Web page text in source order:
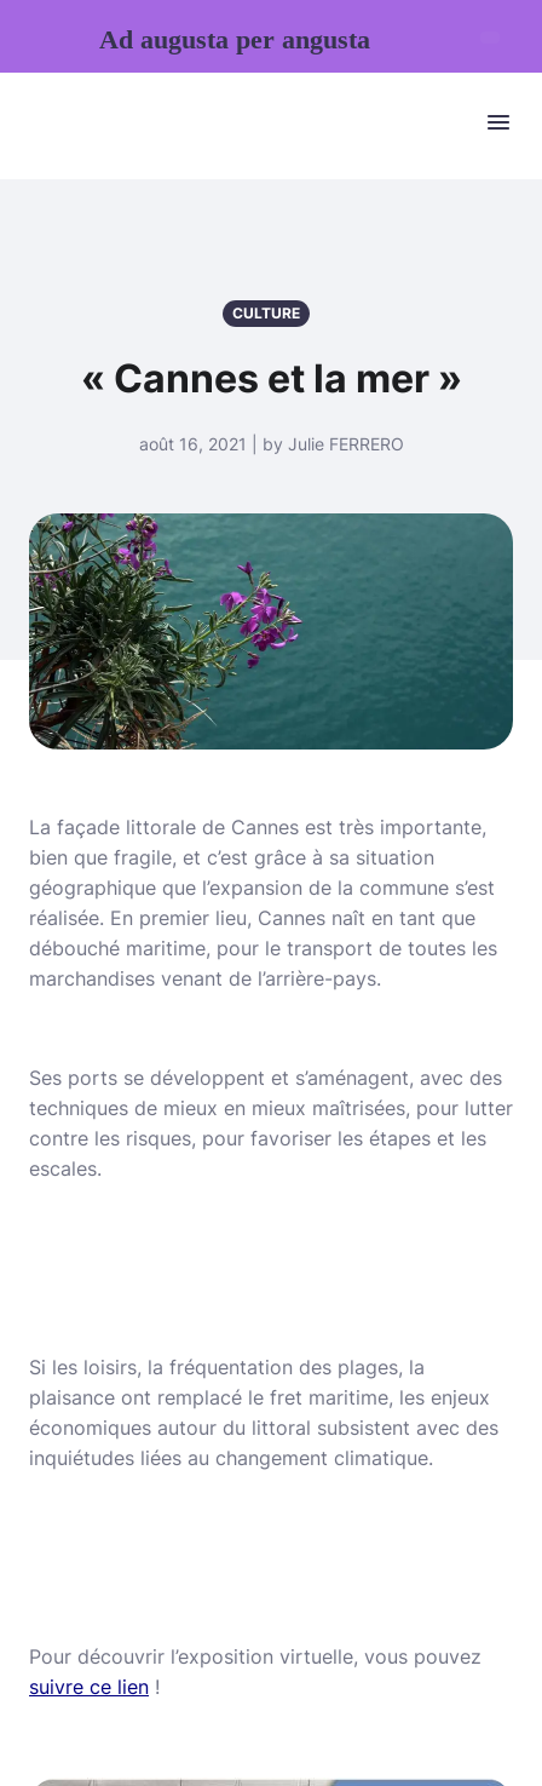
CULTURE
« Cannes et la mer »
août 16, 2021 | by Julie FERRERO
La façade littorale de Cannes est très importante,
bien que fragile, et c’est grâce à sa situation
géographique que l’expansion de la commune s’est
réalisée. En premier lieu, Cannes naît en tant que
débouché maritime, pour le transport de toutes les
marchandises venant de l’arrière-pays.
Ses ports se développent et s’aménagent, avec des
techniques de mieux en mieux maîtrisées, pour lutter
contre les risques, pour favoriser les étapes et les
escales.
Si les loisirs, la fréquentation des plages, la
plaisance ont remplacé le fret maritime, les enjeux
économiques autour du littoral subsistent avec des
inquiétudes liées au changement climatique.
Pour découvrir l’exposition virtuelle, vous pouvez
suivre ce lien !
Ad augusta per angusta